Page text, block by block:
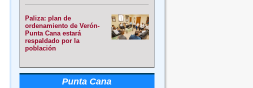
Paliza: plan de
ordenamiento de Verón-
Punta Cana estará
respaldado por la
población
Punta Cana